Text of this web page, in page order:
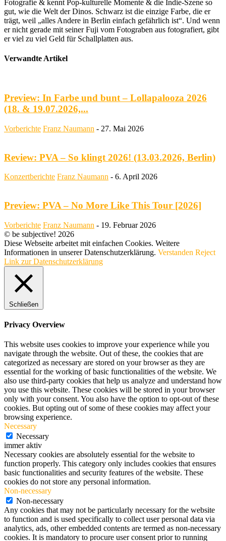
Fotografie & kennt Pop-kulturelle Momente & die Indie-Szene so
gut, wie die Welt der Dinos. Schwarz ist die einzige Farbe, die er
trägt, weil „alles Andere in Berlin einfach gefährlich ist“. Und wenn
er nicht gerade mit seiner Fuji vom Fotograben aus fotografiert, gibt
er viel zu viel Geld für Schallplatten aus.
Verwandte Artikel
Preview: In Farbe und bunt – Lollapalooza 2026
(18. & 19.07.2026,...
Vorberichte Franz Naumann - 27. Mai 2026
Review: PVA – So klingt 2026! (13.03.2026, Berlin)
Konzertberichte Franz Naumann - 6. April 2026
Preview: PVA – No More Like This Tour [2026]
Vorberichte Franz Naumann - 19. Februar 2026
© be subjective! 2026
Diese Webseite arbeitet mit einfachen Cookies. Weitere
Informationen in unserer Datenschutzerklärung. Verstanden Reject
Link zur Datenschutzerklärung
Schließen
Privacy Overview
This website uses cookies to improve your experience while you
navigate through the website. Out of these, the cookies that are
categorized as necessary are stored on your browser as they are
essential for the working of basic functionalities of the website. We
also use third-party cookies that help us analyze and understand how
you use this website. These cookies will be stored in your browser
only with your consent. You also have the option to opt-out of these
cookies. But opting out of some of these cookies may affect your
browsing experience.
Necessary
Necessary
immer aktiv
Necessary cookies are absolutely essential for the website to
function properly. This category only includes cookies that ensures
basic functionalities and security features of the website. These
cookies do not store any personal information.
Non-necessary
Non-necessary
Any cookies that may not be particularly necessary for the website
to function and is used specifically to collect user personal data via
analytics, ads, other embedded contents are termed as non-necessary
cookies. It is mandatory to procure user consent prior to running